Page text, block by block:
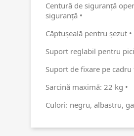
Centură de siguranţă
siguranţă •
Căptușeală pentru șezut •
Suport reglabil pentru
Suport de fixare pe
Sarcină maximă: 22 kg •
Culori: negru, albastru,